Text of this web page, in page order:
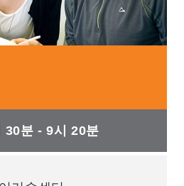
30분 - 9시 20분